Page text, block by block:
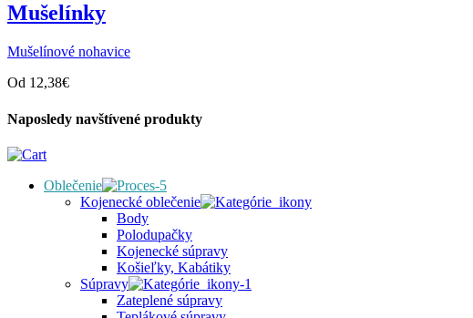
Mušelínky
Mušelínové nohavice
Od 12,38€
Naposledy navštívené produkty
Oblečenie
Kojenecké oblečenie
Body
Polodupačky
Kojenecké súpravy
Košieľky, Kabátiky
Súpravy
Zateplené súpravy